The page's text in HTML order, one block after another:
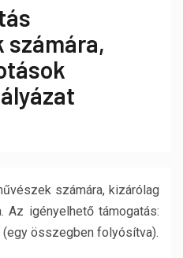
számára,
számára, kizárólag
Az igényelhető támogatás:
összegben folyósítva).